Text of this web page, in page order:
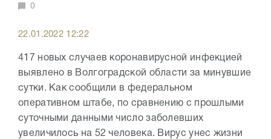
0
22.01.2022 12:22
417 новых случаев коронавирусной инфекцией
выявлено в Волгоградской области за минувшие
сутки. Как сообщили в федеральном
оперативном штабе, по сравнению с прошлыми
суточными данными число заболевших
увеличилось на 52 человека. Вирус унес жизни